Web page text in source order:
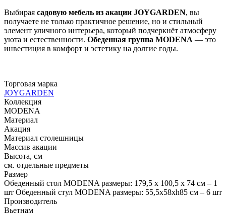
Выбирая садовую мебель из акации JOYGARDEN, вы
получаете не только практичное решение, но и стильный
элемент уличного интерьера, который подчеркнёт атмосферу
уюта и естественности. Обеденная группа MODENA — это
инвестиция в комфорт и эстетику на долгие годы.
Торговая марка
JOYGARDEN
Коллекция
MODENA
Материал
Акация
Материал столешницы
Массив акации
Высота, см
см. отдельные предметы
Размер
Обеденный стол MODENA размеры: 179,5 x 100,5 x 74 см – 1
шт Обеденный стул MODENA размеры: 55,5x58xh85 см – 6 шт
Производитель
Вьетнам